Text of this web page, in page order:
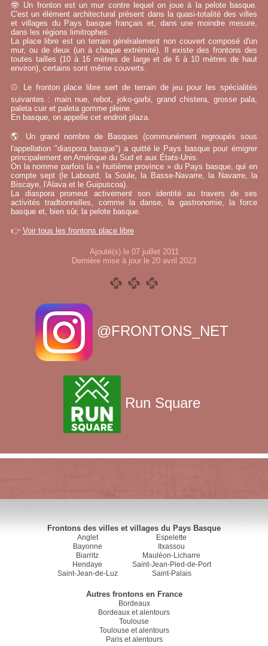
🤓 Un fronton est un mur contre lequel on joue à la pelote basque.
C'est un élément architectural présent dans la quasi-totalité des villes
et villages du Pays basque français et, dans une moindre mesure,
dans les régions limitrophes.
La place libre est un terrain généralement non couvert composé d'un
mur, ou de deux (un à chaque extrémité). Il existe des frontons des
toutes tailles (10 à 16 mètres de large et de 6 à 10 mètres de haut
environ), certains sont même couverts.
⚾ Le fronton place libre sert de terrain de jeu pour les spécialités
suivantes : main nue, rebot, joko-garbi, grand chistera, grosse pala,
paleta cuir et paleta gomme pleine.
En basque, on appelle cet endroit plaza.
🌎 Un grand nombre de Basques (communément regroupés sous
l'appellation "diaspora basque") a quitté le Pays basque pour émigrer
principalement en Amérique du Sud et aux États-Unis.
On la nomme parfois la « huitième province » du Pays basque, qui en
compte sept (le Labourd, la Soule, la Basse-Navarre, la Navarre, la
Biscaye, l'Alava et le Guipuscoa).
La diaspora promeut activement son identité au travers de ses
activités tradtionnelles, comme la danse, la gastronomie, la force
basque et, bien sûr, la pelote basque.
👉 Voir tous les frontons place libre
Ajouté(s) le 07 juillet 2011
Dernière mise à jour le 20 avril 2023
@FRONTONS_NET
Run Square
Frontons des villes et villages du Pays Basque
Anglet
Bayonne
Biarritz
Hendaye
Saint-Jean-de-Luz
Espelette
Itxassou
Mauléon-Licharre
Saint-Jean-Pied-de-Port
Saint-Palais
Autres frontons en France
Bordeaux
Bordeaux et alentours
Toulouse
Toulouse et alentours
Paris et alentours